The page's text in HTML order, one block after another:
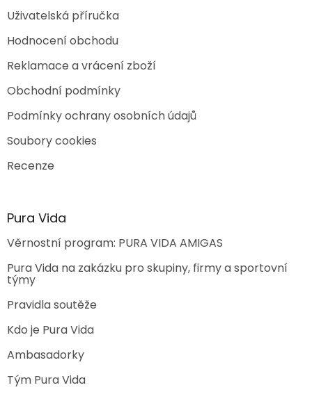
Uživatelská příručka
Hodnocení obchodu
Reklamace a vrácení zboží
Obchodní podmínky
Podmínky ochrany osobních údajů
Soubory cookies
Recenze
Pura Vida
Věrnostní program: PURA VIDA AMIGAS
Pura Vida na zakázku pro skupiny, firmy a sportovní
týmy
Pravidla soutěže
Kdo je Pura Vida
Ambasadorky
Tým Pura Vida